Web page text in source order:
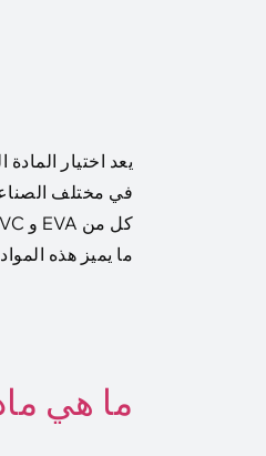
في مختلف
ما يميز هذه
ما هي